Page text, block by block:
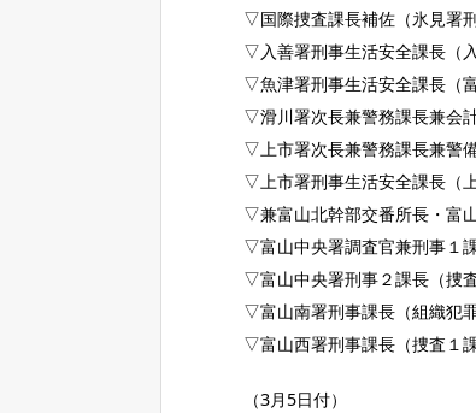
▽国際捜査課長補佐（氷見署
▽入善署刑事生活安全課長（
▽魚津署刑事生活安全課長（
▽滑川署次長兼警務課長兼会
▽上市署次長兼警務課長兼警
▽上市署刑事生活安全課長（
▽兼富山北幹部交番所長・富
▽富山中央署調査官兼刑事１
▽富山中央署刑事２課長（捜
▽富山南署刑事課長（組織犯
▽富山西署刑事課長（捜査１
（3月5日付）